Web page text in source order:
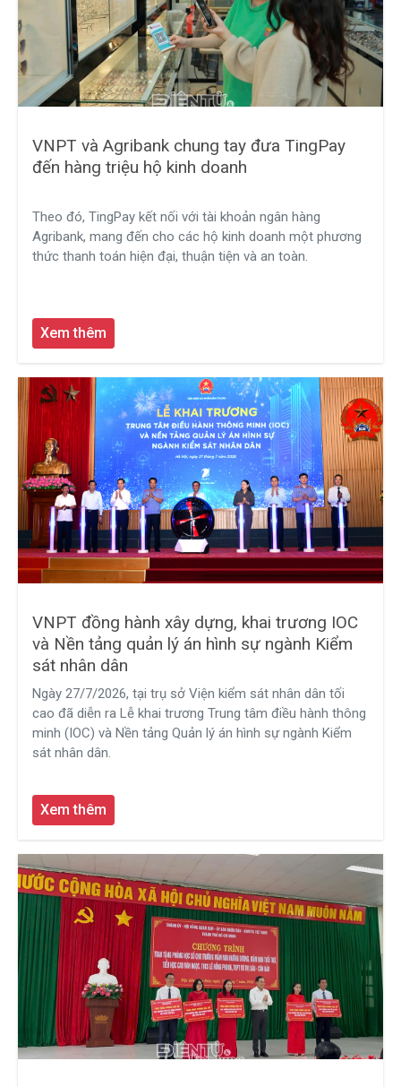
VNPT và Agribank chung tay đưa TingPay
đến hàng triệu hộ kinh doanh
Theo đó, TingPay kết nối với tài khoản ngân hàng
Agribank, mang đến cho các hộ kinh doanh một phương
thức thanh toán hiện đại, thuận tiện và an toàn.
Xem thêm
VNPT đồng hành xây dựng, khai trương IOC
và Nền tảng quản lý án hình sự ngành Kiểm
sát nhân dân
Ngày 27/7/2026, tại trụ sở Viện kiểm sát nhân dân tối
cao đã diễn ra Lễ khai trương Trung tâm điều hành thông
minh (IOC) và Nền tảng Quản lý án hình sự ngành Kiểm
sát nhân dân.
Xem thêm